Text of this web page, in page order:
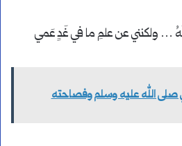
… ولكنني عن علمِ ما في غَدٍ عَمي
صلى الله عليه وسلم وفصاحته